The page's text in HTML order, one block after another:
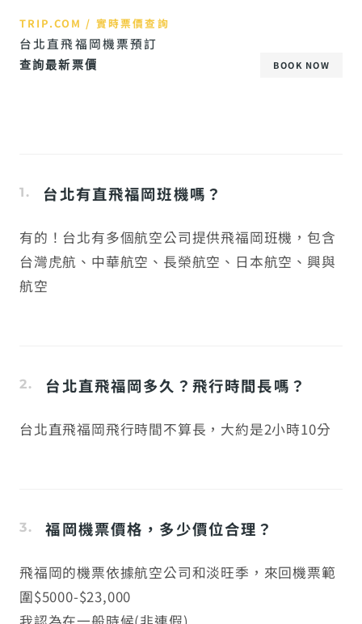
TRIP.COM / 實時票價查詢
台北直飛福岡機票預訂
查詢最新票價 BOOK NOW
台北有直飛福岡班機嗎？
有的！台北有多個航空公司提供飛福岡班機，包含
台灣虎航、中華航空、長榮航空、日本航空、興與
航空
台北直飛福岡多久？飛行時間長嗎？
台北直飛福岡飛行時間不算長，大約是2小時10分
福岡機票價格，多少價位合理？
飛福岡的機票依據航空公司和淡旺季，來回機票範
圍$5000-$23,000